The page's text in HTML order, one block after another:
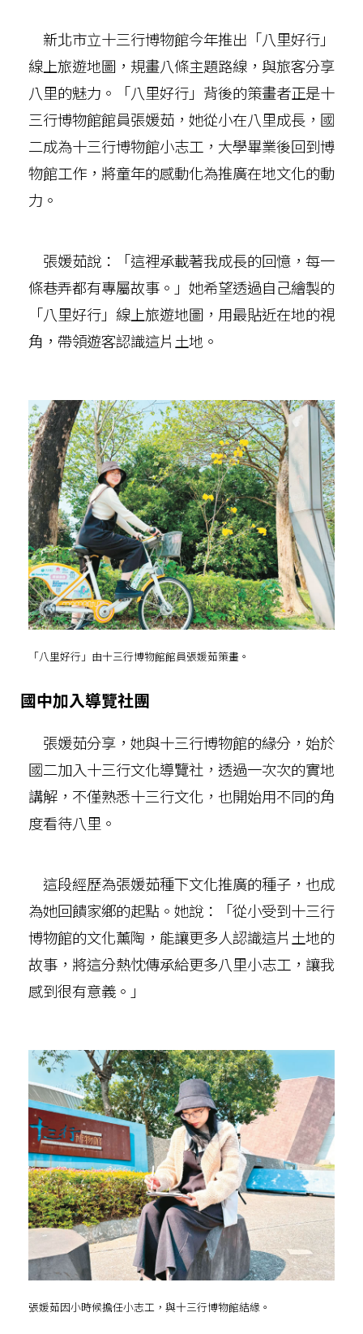
新北市立十三行博物館今年推出「八里好行」
線上旅遊地圖，規畫八條主題路線，與旅客分享
八里的魅力。「八里好行」背後的策畫者正是十
三行博物館館員張媛茹，她從小在八里成長，國
二成為十三行博物館小志工，大學畢業後回到博
物館工作，將童年的感動化為推廣在地文化的動
力。
張媛茹說：「這裡承載著我成長的回憶，每一
條巷弄都有專屬故事。」她希望透過自己繪製的
「八里好行」線上旅遊地圖，用最貼近在地的視
角，帶領遊客認識這片土地。
「八里好行」由十三行博物館館員張媛茹策畫。
國中加入導覽社團
張媛茹分享，她與十三行博物館的緣分，始於
國二加入十三行文化導覽社，透過一次次的實地
講解，不僅熟悉十三行文化，也開始用不同的角
度看待八里。
這段經歷為張媛茹種下文化推廣的種子，也成
為她回饋家鄉的起點。她說：「從小受到十三行
博物館的文化薰陶，能讓更多人認識這片土地的
故事，將這分熱忱傳承給更多八里小志工，讓我
感到很有意義。」
張媛茹因小時候擔任小志工，與十三行博物館結緣。